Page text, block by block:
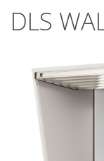
Actualités
L'entreprise
Contact
DLS